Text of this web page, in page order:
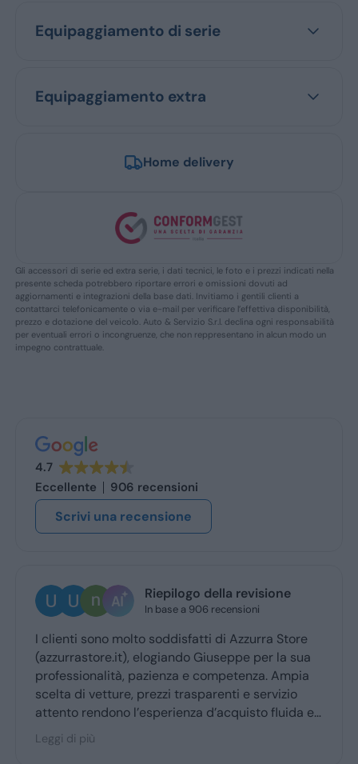
Equipaggiamento di serie
Equipaggiamento extra
Home delivery
Gli accessori di serie ed extra serie, i dati tecnici, le foto e i prezzi indicati nella
presente scheda potrebbero riportare errori e omissioni dovuti ad
aggiornamenti e integrazioni della base dati. Invitiamo i gentili clienti a
contattarci telefonicamente o via e-mail per verificare l’effettiva disponibilità,
prezzo e dotazione del veicolo. Auto & Servizio S.r.l. declina ogni responsabilità
per eventuali errori o incongruenze, che non reppresentano in alcun modo un
impegno contrattuale.
4.7
Eccellente
906 recensioni
Scrivi una recensione
Riepilogo della revisione
In base a 906 recensioni
sono molto soddisfatti di Azzurra Store
elogiando Giuseppe per la sua
pazienza e competenza. Ampia
di vetture, prezzi trasparenti e servizio
rendono l’esperienza d’acquisto fluida e
per la maggior parte degli utenti.
di più